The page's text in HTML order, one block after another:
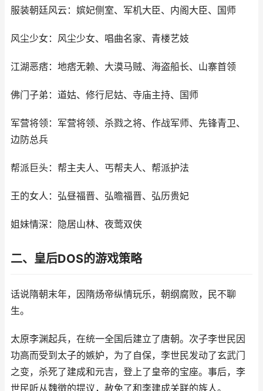
服装朝廷风云：嫔妃侧室、军机大臣、内阁大臣、国师
风尘少女：风尘少女、唱曲名家、青楼艺妓
江湖恶痞：地痞无赖、大漠马贼、海盗船长、山寨首领
佛门子弟：道姑、修行尼姑、寺庙主持、国师
军营将领：军营将领、杀戮之将、作战军师、先锋青卫、
边防总兵
帮派巨头：帮主夫人、丐帮夫人、帮派护法
王的女人：弘昼福晋、弘曕福晋、弘历贵妃
姐妹情深：隐居山林、夜莺双侠
二、皇后DOS的游戏策略
话说隋朝末年，因隋炀帝纵情玩乐，朝纲腐败，民不聊
生。
太原李渊起兵，在统一全国后建立了唐朝。次子李世民因
功高而受到太子的嫉妒，为了自保，李世民发动了玄武门
之变，杀死了建成和元吉，登上了皇帝的宝座。事后，李
世民听从魏徵的提议，赦免了和李建成关联的族人。